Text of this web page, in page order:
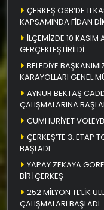
ÇERKEŞ OSB’DE 11
KAPSAMINDA FİDAN
İLÇEMİZDE 10 KASIM
GERÇEKLEŞTİRİLDİ
BELEDİYE
KARAYOLLARI GENEL
AYNUR BEKTAŞ
ÇALIŞMALARINA
CUMHURİYET
ÇERKEŞ’TE 3. ETAP
BAŞLADI
YAPAY ZEKAYA
BİRİ ÇERKEŞ
252 MİLYON TL’LİK
ÇALIŞMALARI BAŞLADI